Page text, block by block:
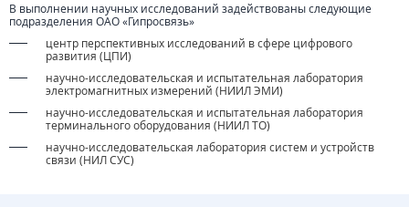
В выполнении научных исследований задействованы следующие
подразделения ОАО «Гипросвязь»
центр перспективных исследований в сфере цифрового
развития (ЦПИ)
научно-исследовательская и испытательная лаборатория
электромагнитных измерений (НИИЛ ЭМИ)
научно-исследовательская и испытательная лаборатория
терминального оборудования (НИИЛ ТО)
научно-исследовательская лаборатория систем и устройств
связи (НИЛ СУС)